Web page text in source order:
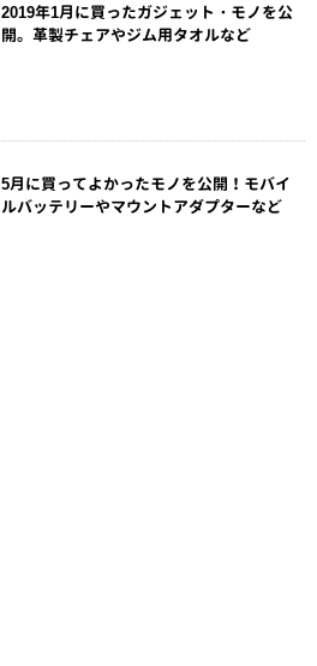
2019年1月に買ったガジェット・モノを公
開。革製チェアやジム用タオルなど
5月に買ってよかったモノを公開！モバイ
ルバッテリーやマウントアダプターなど